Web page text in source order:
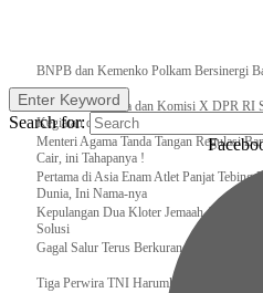
BNPB dan Kemenko Polkam Bersinergi
Raker Kemenpora dan Komisi X DPR RI
Kegiatan dan Program Prioritas Pemuda
Menteri Agama Tanda Tangan Regulasi
Cair, ini Tahapanya !
Pertama di Asia Enam Atlet Panjat Tebing
Dunia, Ini Nama-nya
Kepulangan Dua Kloter Jemaah Asal
Solusi
Gagal Salur Terus Berkurang, Gus Ipul:
Tiga Perwira TNI Harumkan Indonesia Di
Enter Keyword
Search for: